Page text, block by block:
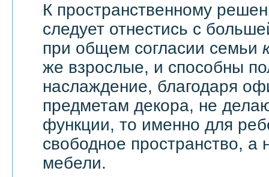
К пространственному
следует отнестись с
при общем согласии семьи
же взрослые, и способны
наслаждение, благодаря
предметам декора, не
функции, то именно для
свободное пространство, а
мебели.